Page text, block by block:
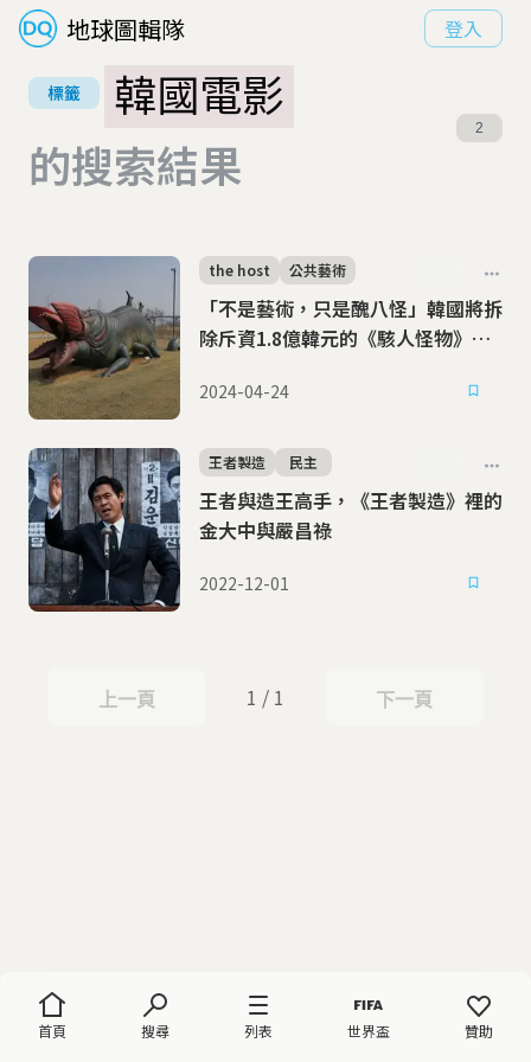
地球圖輯隊 登入
首頁 搜尋 列表 世界盃 贊助
標籤
韓國電影
的搜索結果
2
「不是藝術，只是醜八怪」韓國將拆
除斥資1.8億韓元的《駭人怪物》雕
the host 公共藝術
2024-04-24
王者與造王高手，《王者製造》裡的
金大中與嚴昌祿
王者製造 民主
2022-12-01
上一頁
上一頁 1 / 1 下一頁
下一頁